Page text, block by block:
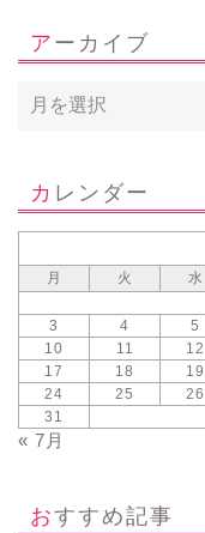
アーカイブ
カレンダー
月
火 水
3
4 5
10
11 12
17
18 19
24
25 26
31
« 7月
おすすめ記事